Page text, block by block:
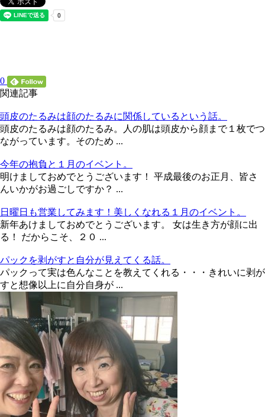
0
関連記事
頭皮のたるみは顔のたるみに関係しているという話。
頭皮のたるみは顔のたるみ。人の肌は頭皮から顔まで１枚でつ
ながっています。そのため ...
今年の抱負と１月のイベント。
明けましておめでとうございます！ 平成最後のお正月、皆さ
んいかがお過ごしですか？ ...
日曜日も営業してみます！美しくなれる１月のイベント。
新年あけましておめでとうございます。 女は生き方が顔に出
る！ だからこそ、２０ ...
パックを剥がすと自分が見えてくる話。
パックって実は色んなことを教えてくれる・・・きれいに剥が
すと想像以上に自分自身が ...